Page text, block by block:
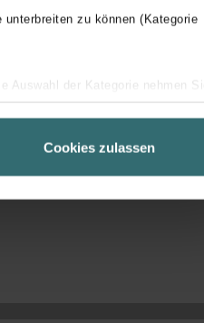
zu können (Kategorie
Auswahl der Kategorie nehmen Sie
maßgeschneiderte Informationen
über einen Link in der
Cookies zulassen